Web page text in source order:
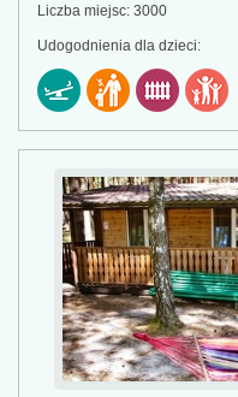
Liczba miejsc: 3000
Udogodnienia dla dzieci: